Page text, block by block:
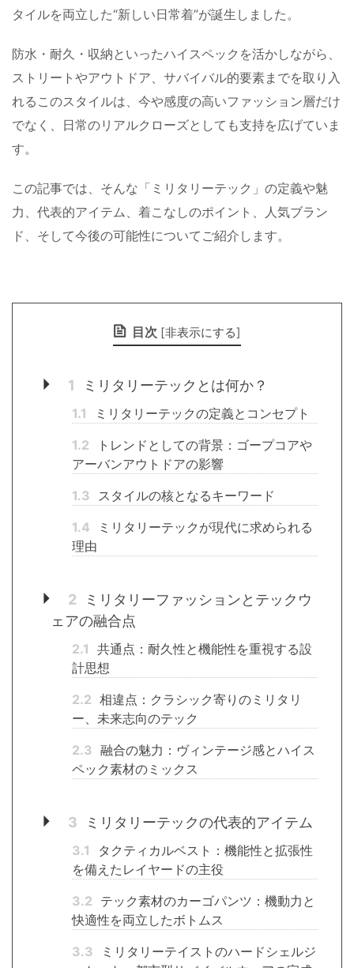
タイルを両立した“新しい日常着”が誕生しました。
防水・耐久・収納といったハイスペックを活かしながら、
ストリートやアウトドア、サバイバル的要素までを取り入
れるこのスタイルは、今や感度の高いファッション層だけ
でなく、日常のリアルクローズとしても支持を広げていま
す。
この記事では、そんな「ミリタリーテック」の定義や魅
力、代表的アイテム、着こなしのポイント、人気ブラン
ド、そして今後の可能性についてご紹介します。
目次 [非表示にする]
1 ミリタリーテックとは何か？
1.1
ミリタリーテックの定義とコンセプト
1.2
トレンドとしての背景：ゴープコアや
アーバンアウトドアの影響
1.3 スタイルの核となるキーワード
1.4
ミリタリーテックが現代に求められる
理由
2
ミリタリーファッションとテックウ
ェアの融合点
2.1 共通点：耐久性と機能性を重視する設
計思想
2.2 相違点：クラシック寄りのミリタリ
ー、未来志向のテック
2.3 融合の魅力：ヴィンテージ感とハイス
ペック素材のミックス
3 ミリタリーテックの代表的アイテム
3.1
タクティカルベスト：機能性と拡張性
を備えたレイヤードの主役
3.2 テック素材のカーゴパンツ：機動力と
快適性を両立したボトムス
3.3
ミリタリーテイストのハードシェルジ